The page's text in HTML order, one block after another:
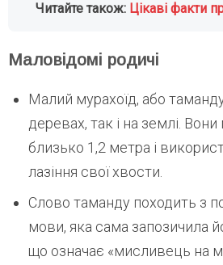
Читайте також: Цікаві факти
Маловідомі родичі
Малий мурахоїд, або
деревах, так і на землі.
близько 1,2 метра і
лазіння свої хвости.
Слово таманду походить з
мови, яка сама запозичила
що означає «мисливець на